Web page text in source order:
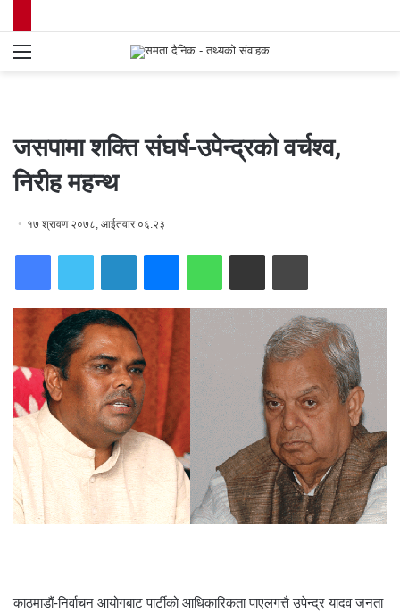
जसपामा शक्ति संघर्ष-उपेन्द्रको वर्चश्व,
निरीह महन्थ
१७ श्रावण २०७८, आईतवार ०६:२३
काठमाडौं-निर्वाचन आयोगबाट पार्टीको आधिकारिकता पाएलगत्तै उपेन्द्र यादव जनता